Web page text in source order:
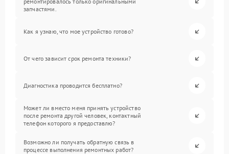
запчастями.
Как я узнаю, что мое устройство готово?
От чего зависит срок ремонта техники?
Диагностика проводится бесплатно?
Может ли вместо меня принять устройство
после ремонта другой человек, контактный
телефон которого я предоставлю?
Возможно ли получать обратную связь в
процессе выполнения ремонтных работ?